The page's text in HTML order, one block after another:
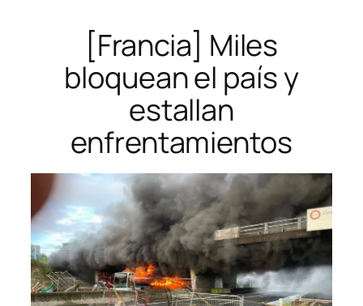
[Francia] Miles
bloquean el país y
estallan
enfrentamientos